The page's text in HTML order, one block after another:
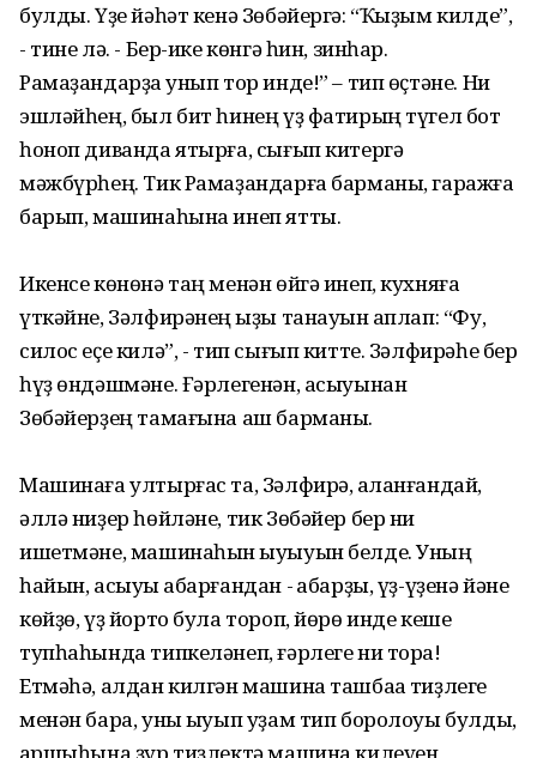
булды. Үҙе йәһәт кенә Зөбәйергә: “Ҡыҙым килде”,
- тине лә. - Бер-ике көнгә һин, зинһар.
Рамаҙандарҙа ҡунып тор инде!” – тип өҫтәне. Ни
эшләйһең, был бит һинең үҙ фатирың түгел бот
һоноп диванда ятырға, сығып китергә
мәжбүрһең. Тик Рамаҙандарға барманы, гаражға
барып, машинаһына инеп ятты.
Икенсе көнөнә таң менән өйгә инеп, кухняға
үткәйне, Зәлфирәнең ҡыҙы танауын ҡаплап: “Фу,
силос еҫе килә”, - тип сығып китте. Зәлфирәһе бер
һүҙ өндәшмәне. Ғәрлегенән, асыуынан
Зөбәйерҙең тамағына аш барманы.
Машинаға ултырғас та, Зәлфирә, аҡланғандай,
әллә ниҙер һөйләне, тик Зөбәйер бер ни
ишетмәне, машинаһын ҡыуыуын белде. Уның
һайын, асыуы ҡабарғандан - ҡабарҙы, үҙ-үҙенә йәне
көйҙө, үҙ йорто була тороп, йөрө инде кеше
тупһаһында типкеләнеп, ғәрлеге ни тора!
Етмәһә, алдан килгән машина ташбаҡа тиҙлеге
менән бара, уны ҡыуып уҙам тип боролоуы булды,